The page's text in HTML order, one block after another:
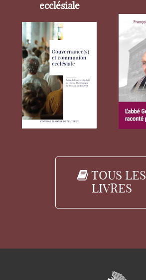
ecclésiale
TOUS LES
LIVRES